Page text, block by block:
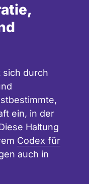
durch
ein, in der
Haltung
Codex für
auch in